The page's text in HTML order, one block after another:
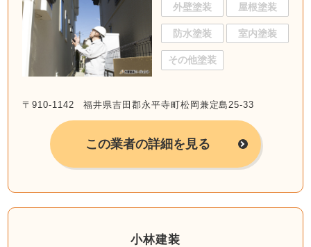
外壁塗装 屋根塗装
防水塗装 室内塗装
その他塗装
〒910-1142 福井県吉田郡永平寺町松岡兼定島25-33
この業者の詳細を見る
小林建装